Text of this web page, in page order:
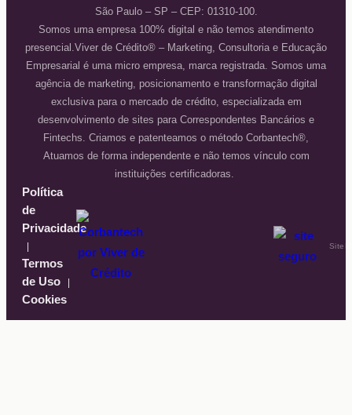
Política
de
Privacidade
Termos
de Uso
Cookies
São Paulo – SP – CEP: 01310-100.
Somos uma empresa 100% digital e não temos atendimento
presencial.Viver de Crédito® – Marketing, Consultoria e Educação
Empresarial é uma micro empresa, marca registrada. Somos uma
agência de marketing, posicionamento e transformação digital
exclusiva para o mercado de crédito, especializada em
desenvolvimento de sites para Correspondentes Bancários e
Fintechs. Criamos e patenteamos o método Corbantech®,
Atuamos de forma independente e não temos vínculo com
instituições certificadoras.